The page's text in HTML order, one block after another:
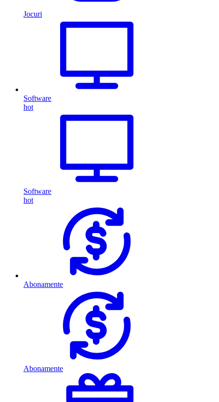
Jocuri
Software
hot
Software
hot
Abonamente
Abonamente